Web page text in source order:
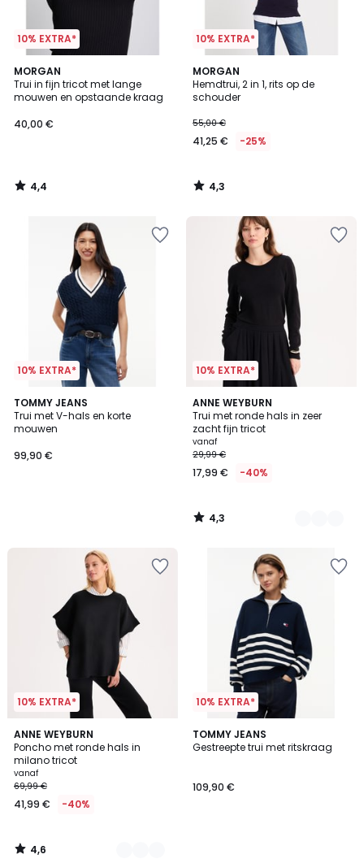
10% EXTRA*
MORGAN
Trui in fijn tricot met lange
mouwen en opstaande kraag
40,00 €
4,4
/ 5
4,4
/
10% EXTRA*
MORGAN
Hemdtrui, 2 in 1, rits op de
schouder
55,00 €
41,25 € -25%
4,3
/ 5
4,3
/
10% EXTRA*
TOMMY JEANS
Trui met V-hals en korte
mouwen
99,90 €
10% EXTRA*
ANNE WEYBURN
Trui met ronde hals in zeer
zacht fijn tricot
vanaf
29,99 €
17,99 € -40%
4,3
/ 5
4
Kleuren
4,3
/
10% EXTRA*
ANNE WEYBURN
Poncho met ronde hals in
milano tricot
vanaf
69,99 €
41,99 € -40%
4,6
/ 5
3
Kleuren
4,6
/
10% EXTRA*
TOMMY JEANS
Gestreepte trui met ritskraag
109,90 €